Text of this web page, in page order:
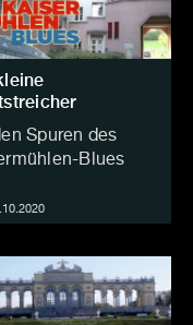
Spuren des
Blues